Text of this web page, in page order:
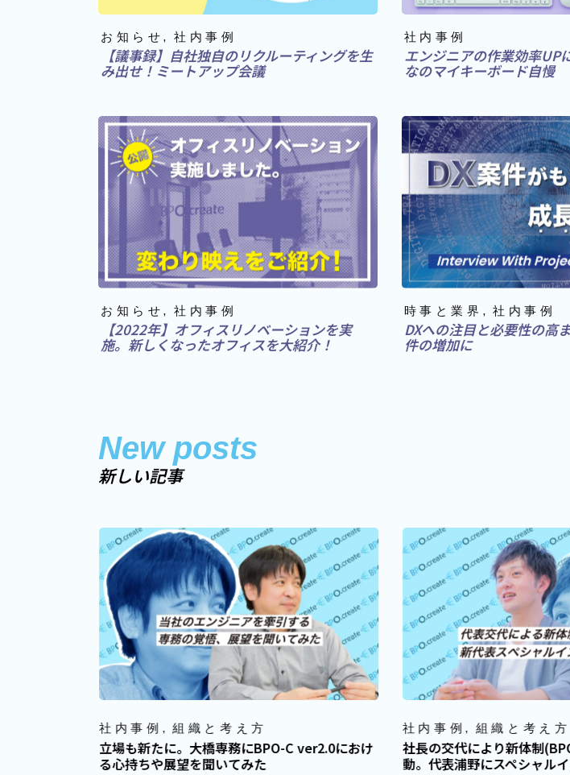
お知らせ 社内事例
【議事録】自社独自のリクルーティングを生
み出せ！ミートアップ会議
社内事例
エンジニアの作業効率UP
なのマイキーボード自慢
お知らせ 社内事例
【2022年】オフィスリノベーションを実
施。新しくなったオフィスを大紹介！
時事と業界 社内事例
DXへの注目と必要性の高
件の増加に
New posts
新しい記事
社内事例 組織と考え方
立場も新たに。大橋専務にBPO-C ver2.0におけ
る心持ちや展望を聞いてみた
社内事例 組織と考え方
社長の交代により新体制
動。代表浦野にスペシャル